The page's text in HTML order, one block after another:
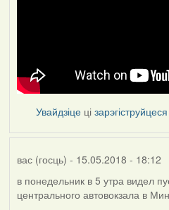
Увайдзіце цізарэгіструйцеся
вас (госць) - 15.05.2018 - 18:12
в понедельник в 5 утра видел
центрального автовокзала в